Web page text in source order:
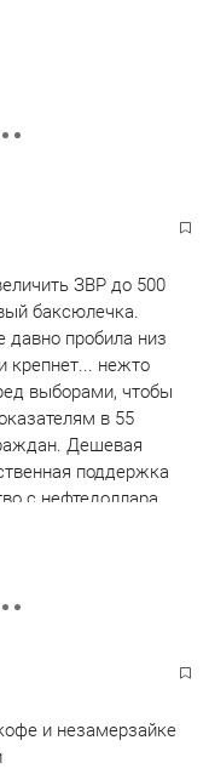
ЗВР до 500
баксюлечка.
давно пробила низ
крепнет... нежто
выборами, чтобы
в 55
Дешевая
поддержка
с нефтедоллара,
крепкого
хотя могли бы
курс, чтобы за
марта 2012 мы
и незамерзайке